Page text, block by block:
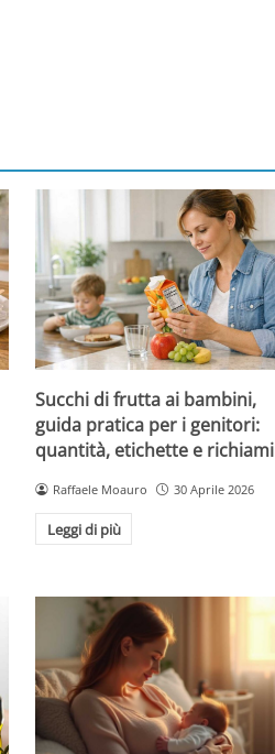
Succhi di frutta ai bambini,
guida pratica per i genitori:
quantità, etichette e richiami
Raffaele Moauro 30 Aprile 2026
Leggi di più